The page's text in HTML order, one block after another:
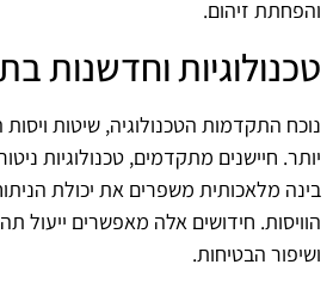
והפחתת זיהום.
טכנולוגיות וחדשנות
נוכח התקדמות הטכנולוגיה, שיטות
יותר. חיישנים מתקדמים, טכנולוגיות
בינה מלאכותית משפרים את יכולת
הוויסות. חידושים אלה מאפשרים ייעול
ושיפור הבטיחות.